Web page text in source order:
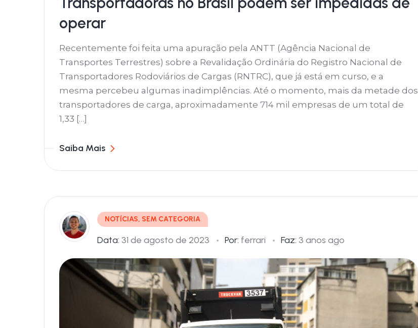
operar
Recentemente foi feita uma apuração pela ANTT (Agência Nacional de
Transportes Terrestres) sobre a Revalidação Ordinária do Registro Nacional de
Transportadores Rodoviários de Cargas (RNTRC), que já está em curso, e a
mesma percebeu algumas inadimplências. Até o momento, mais da metade dos
transportadores de carga, aproximadamente 714 mil empresas de um total de
1,33 […]
Saiba Mais
NOTÍCIAS, SEM CATEGORIA
Data: 31 de agosto de 2023 Por: ferrari Faz: 3 anos ago